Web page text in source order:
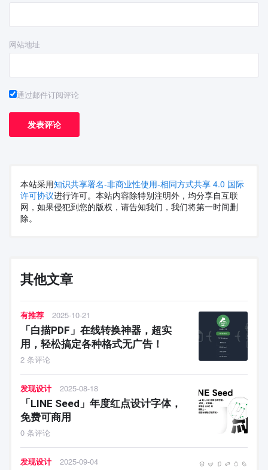
网站地址
通过邮件订阅评论
本站采用知识共享署名-非商业性使用-相同方式共享 4.0 国际
许可协议进行许可。本站内容除特别注明外，均分享自互联
网，如果侵犯到您的版权，请告知我们，我们将第一时间删
除。
其他文章
有推荐 2025-10-21
「白描PDF」在线转换神器，超实
用，轻松搞定各种格式无广告！
2 条评论
发现设计 2025-08-18
「LINE Seed」年度红点设计字体，
免费可商用
0 条评论
发现设计 2025-09-04